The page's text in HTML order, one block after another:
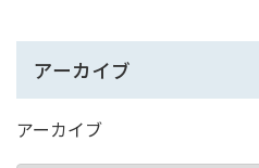
アーカイブ
アーカイブ